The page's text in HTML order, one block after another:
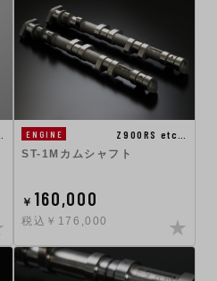
ENGINE
Z900RS etc…
ST-1Mカムシャフト
￥ 160,000
税込￥176,000